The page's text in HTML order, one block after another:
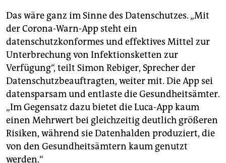
Das wäre ganz im Sinne des Datenschutzes. „Mit
der Corona-Warn-App steht ein
datenschutzkonformes und effektives Mittel zur
Unterbrechung von Infektionsketten zur
Verfügung“, teilt Simon Rebiger, Sprecher der
Datenschutzbeauftragten, weiter mit. Die App sei
datensparsam und entlaste die Gesundheitsämter.
„Im Gegensatz dazu bietet die Luca-App kaum
einen Mehrwert bei gleichzeitig deutlich größeren
Risiken, während sie Datenhalden produziert, die
von den Gesundheitsämtern kaum genutzt
werden.“